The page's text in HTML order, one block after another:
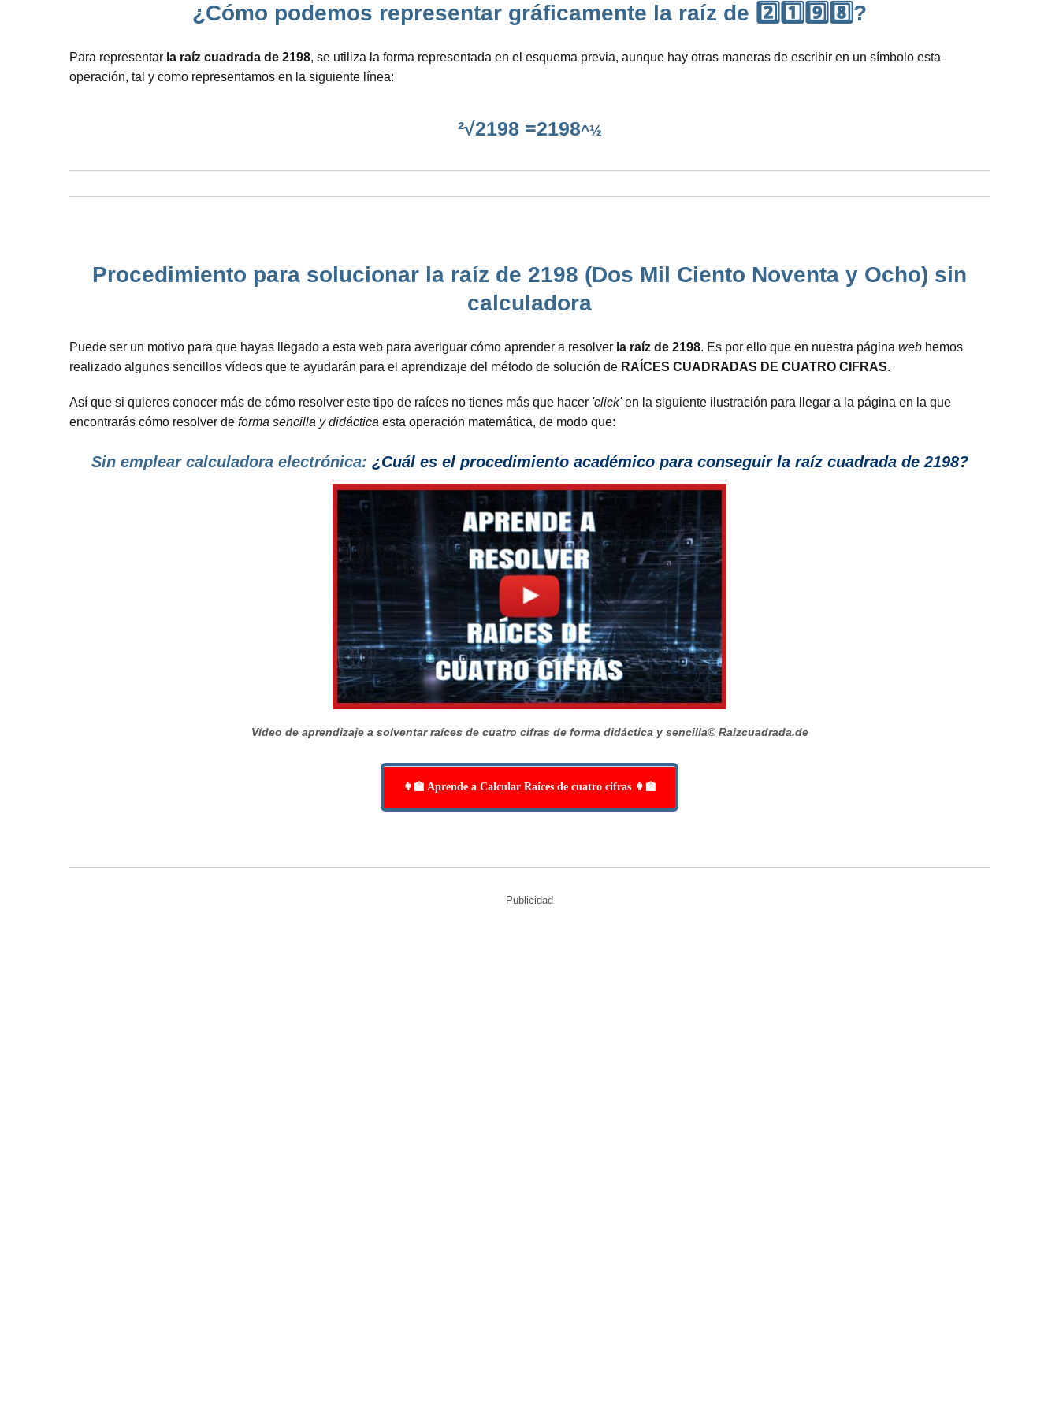
¿Cómo podemos representar gráficamente la raíz de 2️⃣1️⃣9️⃣8️⃣?
Para representar la raíz cuadrada de 2198, se utiliza la forma representada en el esquema previa, aunque hay otras maneras de escribir en un símbolo esta
operación, tal y como representamos en la siguiente línea:
²√2198 =2198^½
Procedimiento para solucionar la raíz de 2198 (Dos Mil Ciento Noventa y Ocho) sin
calculadora
Puede ser un motivo para que hayas llegado a esta web para averiguar cómo aprender a resolver la raíz de 2198. Es por ello que en nuestra página web hemos
realizado algunos sencillos vídeos que te ayudarán para el aprendizaje del método de solución de RAÍCES CUADRADAS DE CUATRO CIFRAS.
Así que si quieres conocer más de cómo resolver este tipo de raíces no tienes más que hacer 'click'en la siguiente ilustración para llegar a la página en la que
encontrarás cómo resolver de forma sencilla y didáctica esta operación matemática, de modo que:
Sin emplear calculadora electrónica: ¿Cuál es el procedimiento académico para conseguir la raíz cuadrada de 2198?
Vídeo de aprendizaje a solventar raíces de cuatro cifras de forma didáctica y sencilla© Raizcuadrada.de
👩‍🏫 Aprende a Calcular Raíces de cuatro cifras 👩‍🏫
Publicidad